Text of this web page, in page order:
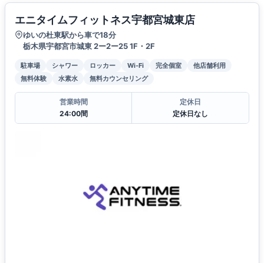
エニタイムフィットネス宇都宮城東店
ゆいの杜東駅から車で18分
栃木県宇都宮市城東 2ー2ー25 1F・2F
駐車場 シャワー ロッカー Wi-Fi 完全個室
他店舗利用
無料体験
水素水 無料カウンセリング
営業時間
24:00間
定休日
定休日なし